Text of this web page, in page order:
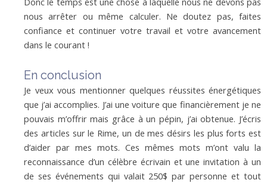
nous arrêter ou même calculer. Ne doutez pas, faites
confiance et continuer votre travail et votre avancement
dans le courant !
En conclusion
Je veux vous mentionner quelques réussites énergétiques
que j’ai accomplies. J’ai une voiture que financièrement je ne
pouvais m’offrir mais grâce à un pépin, j’ai obtenue. J’écris
des articles sur le Rime, un de mes désirs les plus forts est
d’aider par mes mots. Ces mêmes mots m’ont valu la
reconnaissance d’un célèbre écrivain et une invitation à un
de ses événements qui valait 250$ par personne et tout